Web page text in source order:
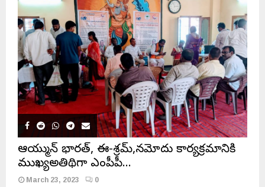
ఆయుష్మాన్ భారత్, ఈ-శ్రమ్,నమోదు కార్యక్రమానికి
ముఖ్యఅతిథిగా ఎంపీపీ…
March 23, 2023 0